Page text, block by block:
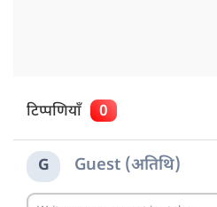
टिप्पणियाँ 0
G Guest (अतिथि)